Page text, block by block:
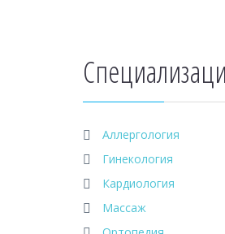
Аллергология
Гинекология
Кардиология
Массаж